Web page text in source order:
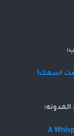
اسمك!
A